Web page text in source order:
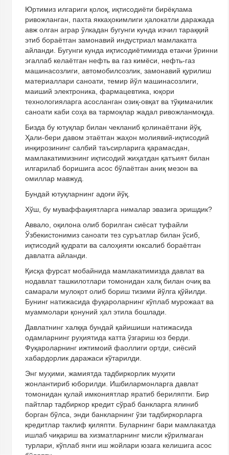
Юртимиз илгариги қолоқ, иқтисодиёти бирёқлама
ривожланган, пахта яккаҳокимлиги ҳалокатли даражада
авж олган аграр ўлкадан бугунги кунда изчил тараққий
этиб бораётган замонавий индустриал мамлакатга
айланди. Бугунги кунда иқтисодиётимизда етакчи ўринни
эгаллаб келаётган нефть ва газ кимёси, нефть-газ
машинасозлиги, автомобилсозлик, замонавий қурилиш
материаллари саноати, темир йўл машинасозлиги,
маиший электроника, фармацевтика, юқори
технологияларга асосланган озиқ-овқат ва тўқимачилик
саноати каби соҳа ва тармоқлар жадал ривожланмоқда.
Бизда бу ютуқлар билан чекланиб қолинаётгани йўқ.
Ҳали-бери давом этаётган жаҳон молиявий-иқтисодий
инқирозининг салбий таъсирларига қарамасдан,
мамлакатимизнинг иқтисодий жиҳатдан қатъият билан
илгарилаб боришига асос бўлаётган аниқ мезон ва
омиллар мавжуд.
Бундай ютуқларнинг адоғи йўқ.
Хўш, бу муваффақиятларга нималар эвазига эришдик?
Аввало, оқилона олиб борилган сиёсат туфайли
Ўзбекистонимиз саноати тез суръатлар билан ўсиб,
иқтисодий қудрати ва салоҳияти юксалиб бораётган
давлатга айланди.
Қисқа фурсат мобайнида мамлакатимизда давлат ва
нодавлат ташкилотлари томонидан халқ билан очиқ ва
самарали мулоқот олиб бориш тизими йўлга қўйилди.
Бунинг натижасида фуқароларнинг кўплаб мурожаат ва
муаммолари қонуний ҳал этила бошлади.
Давлатнинг халққа бундай қайишиши натижасида
одамларнинг руҳиятида катта ўзгариш юз берди.
Фуқароларнинг ижтимоий фаоллиги ортди, сиёсий
хабардорлик даражаси кўтарилди.
Энг муҳими, жамиятда тадбиркорлик муҳити
жонлантириб юборилди. Ишбилармонларга давлат
томонидан қулай имкониятлар яратиб бериляпти. Бир
пайтлар тадбиркор кредит сўраб банкларга ялиниб
борган бўлса, энди банкларнинг ўзи тадбиркорларга
кредитлар таклиф қиляпти. Буларнинг бари мамлакатда
ишлаб чиқариш ва хизматларнинг мисли кўрилмаган
турлари, кўплаб янги иш жойлари юзага келишига асос